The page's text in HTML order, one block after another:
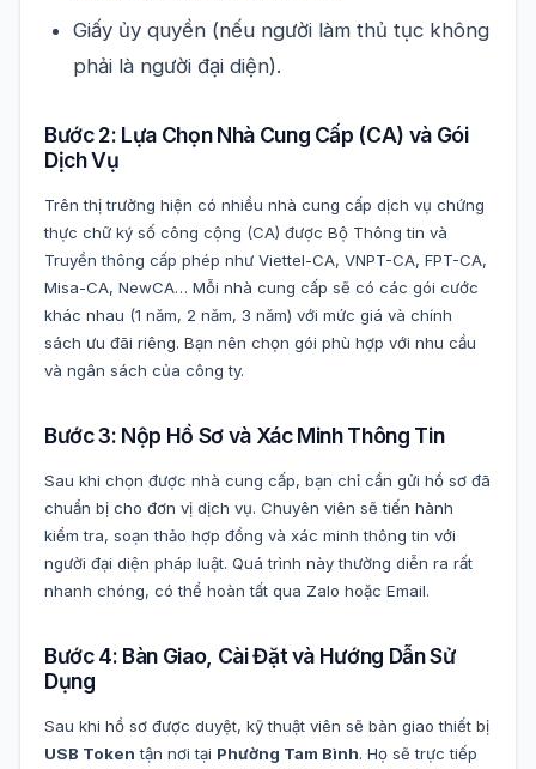
Giấy ủy quyền (nếu người làm thủ tục không
phải là người đại diện).
Bước 2: Lựa Chọn Nhà Cung Cấp (CA) và Gói
Dịch Vụ
Trên thị trường hiện có nhiều nhà cung cấp dịch vụ chứng
thực chữ ký số công cộng (CA) được Bộ Thông tin và
Truyền thông cấp phép như Viettel-CA, VNPT-CA, FPT-CA,
Misa-CA, NewCA… Mỗi nhà cung cấp sẽ có các gói cước
khác nhau (1 năm, 2 năm, 3 năm) với mức giá và chính
sách ưu đãi riêng. Bạn nên chọn gói phù hợp với nhu cầu
và ngân sách của công ty.
Bước 3: Nộp Hồ Sơ và Xác Minh Thông Tin
Sau khi chọn được nhà cung cấp, bạn chỉ cần gửi hồ sơ đã
chuẩn bị cho đơn vị dịch vụ. Chuyên viên sẽ tiến hành
kiểm tra, soạn thảo hợp đồng và xác minh thông tin với
người đại diện pháp luật. Quá trình này thường diễn ra rất
nhanh chóng, có thể hoàn tất qua Zalo hoặc Email.
Bước 4: Bàn Giao, Cài Đặt và Hướng Dẫn Sử
Dụng
Sau khi hồ sơ được duyệt, kỹ thuật viên sẽ bàn giao thiết bị
USB Token tận nơi tại Phường Tam Bình. Họ sẽ trực tiếp